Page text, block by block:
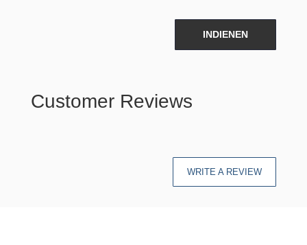
INDIENEN
Customer Reviews
WRITE A REVIEW